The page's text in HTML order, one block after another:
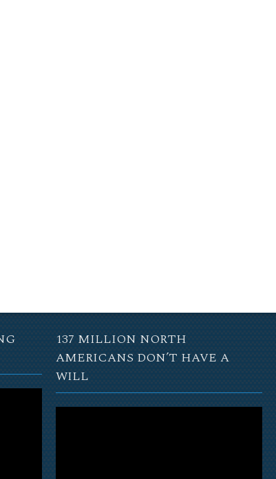
137 MILLION NORTH
AMERICANS DON’T HAVE A
WILL